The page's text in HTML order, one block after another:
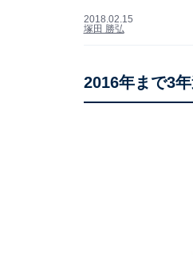
2018.02.15
塚田 勝弘
2016年まで3